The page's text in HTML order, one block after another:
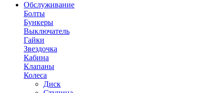
Обслуживание
Болты
Бункеры
Выключатель
Гайки
Звездочка
Кабина
Клапаны
Колеса
Диск